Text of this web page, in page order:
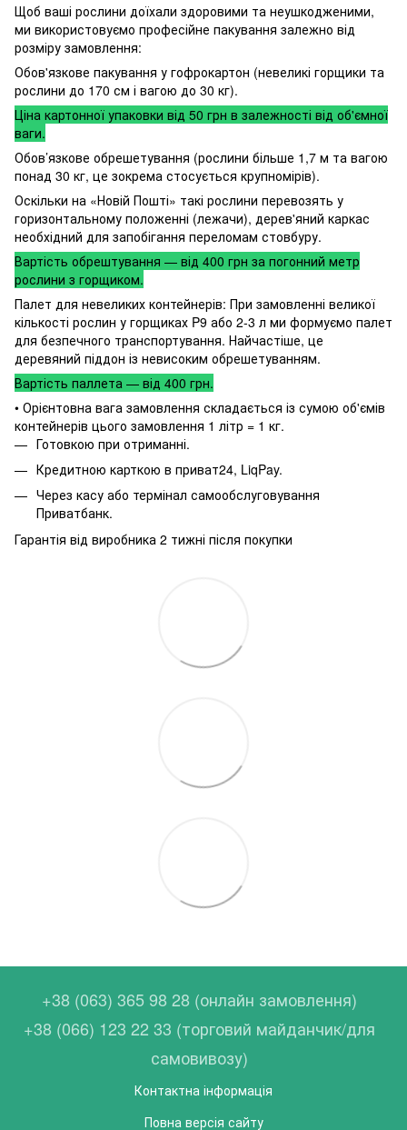
Щоб ваші рослини доїхали здоровими та неушкодженими,
ми використовуємо професійне пакування залежно від
розміру замовлення:
Обов'язкове пакування у гофрокартон (невеликі горщики та
рослини до 170 см і вагою до 30 кг).
Ціна картонної упаковки від 50 грн в залежності від об'ємної
ваги.
Обов’язкове обрешетування (рослини більше 1,7 м та вагою
понад 30 кг, це зокрема стосується крупномірів).
Оскільки на «Новій Пошті» такі рослини перевозять у
горизонтальному положенні (лежачи), дерев'яний каркас
необхідний для запобігання переломам стовбуру.
Вартість обрештування — від 400 грн за погонний метр
рослини з горщиком.
Палет для невеликих контейнерів: При замовленні великої
кількості рослин у горщиках P9 або 2-3 л ми формуємо палет
для безпечного транспортування. Найчастіше, це
деревяний піддон із невисоким обрешетуванням.
Вартість паллета — від 400 грн.
• Орієнтовна вага замовлення складається із сумою об'ємів
контейнерів цього замовлення 1 літр = 1 кг.
Готовкою при отриманні.
Кредитною карткою в приват24, LiqPay.
Через касу або термінал самообслуговування
Приватбанк.
Гарантія від виробника 2 тижні після покупки
+38 (063) 365 98 28 (онлайн замовлення)
+38 (066) 123 22 33 (торговий майданчик/для
самовивозу)
Контактна інформація
Повна версія сайту